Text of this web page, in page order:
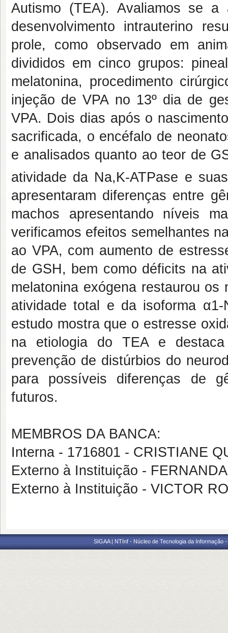
Autismo (TEA). Avaliamos se a
desenvolvimento intrauterino
prole, como observado em
divididos em cinco grupos:
melatonina, procedimento
injeção de VPA no 13º dia de
VPA. Dois dias após o
sacrificada, o encéfalo de
e analisados quanto ao teor de
atividade da Na,K-ATPase e
apresentaram diferenças entre
machos apresentando níveis
verificamos efeitos semelhantes
ao VPA, com aumento de
de GSH, bem como déficits na
melatonina exógena restaurou
atividade total e da isoforma
estudo mostra que o estresse
na etiologia do TEA e
prevenção de distúrbios do
para possíveis diferenças de
futuros.
MEMBROS DA BANCA:
Interna - 1716801 - CRISTIANE
Externo à Instituição -
Externo à Instituição - VICTOR
SIGAA | NTInf - Núcleo de Tecnologia da